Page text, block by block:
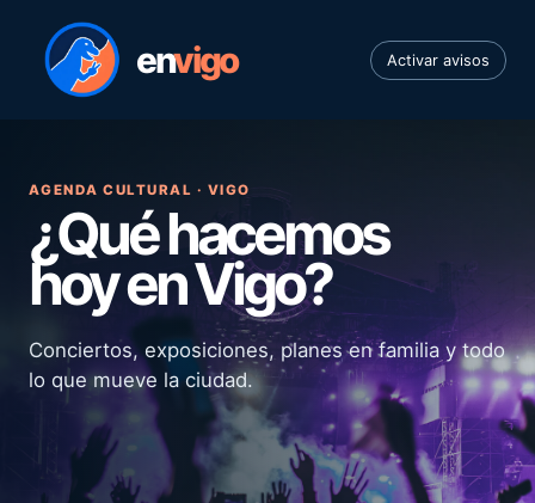
envigo Activar avisos
AGENDA CULTURAL · VIGO
¿Qué hacemos
hoy en Vigo?
Conciertos, exposiciones, planes en familia y todo
lo que mueve la ciudad.